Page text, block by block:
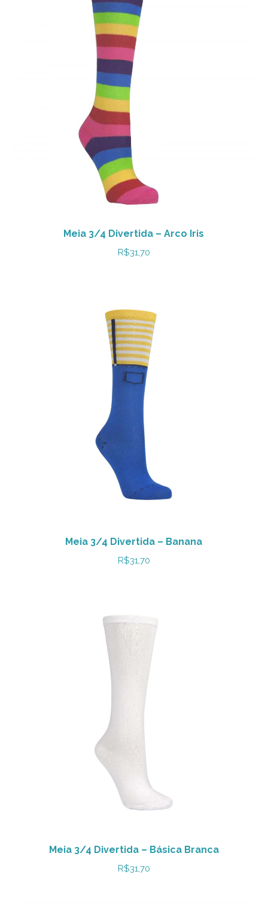
R$31,70.
Meia 3/4 Divertida – Arco Iris
R$31,70
Meia 3/4 Divertida – Banana
R$31,70
Meia 3/4 Divertida – Básica Branca
R$31,70